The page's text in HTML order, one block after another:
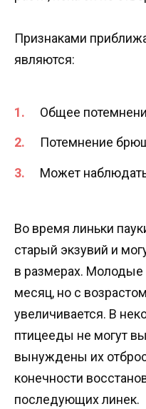
Признаками
являются:
Общее
Потемнение
Может
Во время линьки
старый экзувий и
в размерах.
месяц, но с
увеличивается. В
птицееды не могут
вынуждены их
конечности
последующих линек.